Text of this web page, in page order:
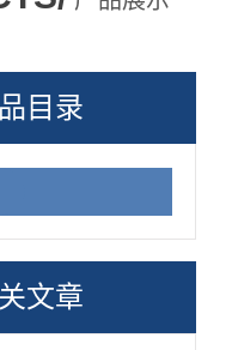
目录
文章